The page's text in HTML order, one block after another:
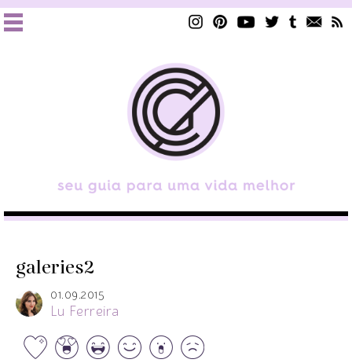
galeries2
01.09.2015
Lu Ferreira